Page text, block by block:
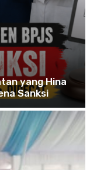
yang Hina
Sanksi